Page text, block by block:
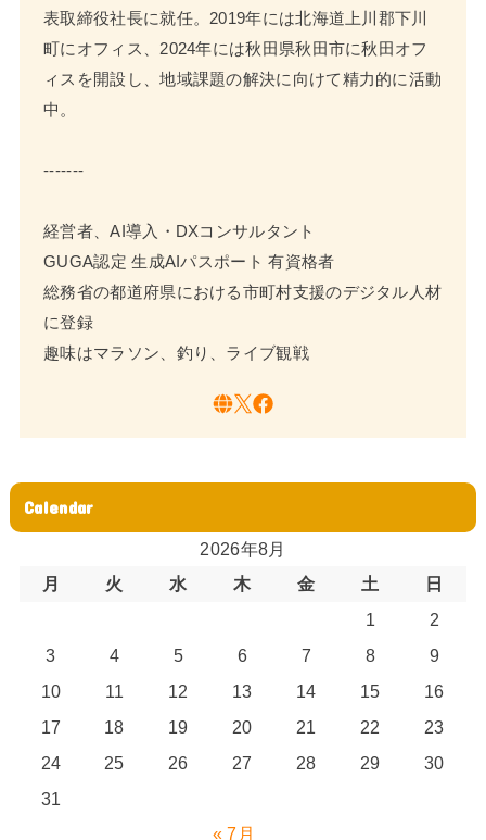
表取締役社長に就任。2019年には北海道上川郡下川
町にオフィス、2024年には秋田県秋田市に秋田オフ
ィスを開設し、地域課題の解決に向けて精力的に活動
中。
-------
経営者、AI導入・DXコンサルタント
GUGA認定 生成AIパスポート 有資格者
総務省の都道府県における市町村支援のデジタル人材
に登録
趣味はマラソン、釣り、ライブ観戦
Calendar
2026年8月
月
火 水 木 金 土
日
1
2
3
4 5 6 7 8
9
10
11 12 13 14 15
16
17
18 19 20 21 22
23
24
25 26 27 28 29
30
31
« 7月